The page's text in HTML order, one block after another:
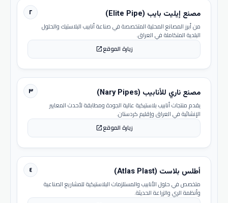
٢ مصنع إيليت بايب (Elite Pipe)
من أبرز المصانع المحلية المتخصصة في صناعة أنابيب البلاستيك والحلول
البلدية المتكاملة في العراق.
زيارة الموقعopen_in_new
٣ مصنع ناري للأنابيب (Nary Pipes)
يقدم منتجات أنابيب بلاستيكية عالية الجودة ومطابقة لأحدث المعايير
الإنشائية في العراق وإقليم كردستان.
زيارة الموقعopen_in_new
٤ أطلس بلاست (Atlas Plast)
متخصص في حلول الأنابيب والمستلزمات البلاستيكية للمشاريع الصناعية
وأنظمة الري والزراعة الحديثة.